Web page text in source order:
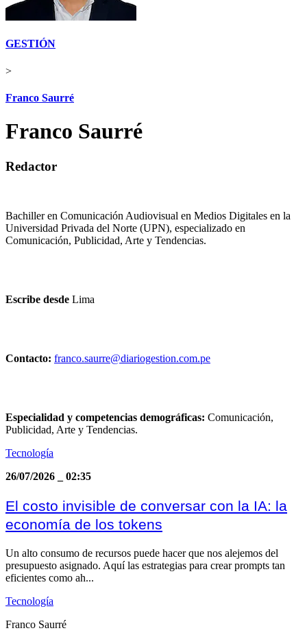
GESTIÓN
>
Franco Saurré
Franco Saurré
Redactor
Bachiller en Comunicación Audiovisual en Medios Digitales en la
Universidad Privada del Norte (UPN), especializado en
Comunicación, Publicidad, Arte y Tendencias.
Escribe desde Lima
Contacto: franco.saurre@diariogestion.com.pe
Especialidad y competencias demográficas: Comunicación,
Publicidad, Arte y Tendencias.
Tecnología
26/07/2026
02:35
El costo invisible de conversar con la IA: la
economía de los tokens
Un alto consumo de recursos puede hacer que nos alejemos del
presupuesto asignado. Aquí las estrategias para crear prompts tan
eficientes como ah...
Tecnología
Franco Saurré